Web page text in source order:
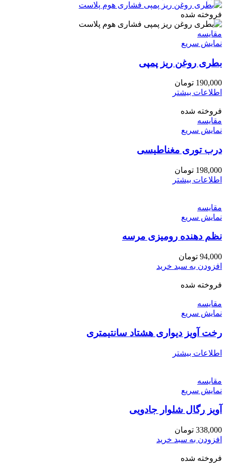
فروخته شده
مقايسه
نمایش سریع
بطری روغن ریز پمپی
190,000 تومان
اطلاعات بیشتر
فروخته شده
مقايسه
نمایش سریع
درب توری مغناطیسی
198,000 تومان
اطلاعات بیشتر
مقايسه
نمایش سریع
نظم دهنده رومیزی مرسه
94,000 تومان
افزودن به سبد خرید
فروخته شده
مقايسه
نمایش سریع
رخت آویز دیواری هشتاد سانتیمتری
اطلاعات بیشتر
مقايسه
نمایش سریع
آویز رگال شلوار جادویی
338,000 تومان
افزودن به سبد خرید
فروخته شده